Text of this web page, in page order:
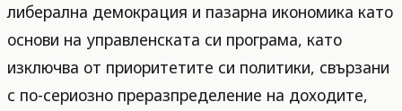
либерална демокрация и пазарна икономика като
основи на управленската си програма, като
изключва от приоритетите си политики, свързани
с по-сериозно преразпределение на доходите,